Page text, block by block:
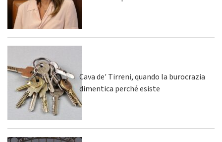
Cava de' Tirreni, quando la burocrazia
dimentica perché esiste